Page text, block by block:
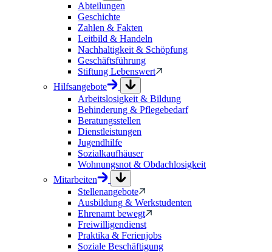
Abteilungen
Geschichte
Zahlen & Fakten
Leitbild & Handeln
Nachhaltigkeit & Schöpfung
Geschäftsführung
Stiftung Lebenswert
Hilfsangebote
Arbeitslosigkeit & Bildung
Behinderung & Pflegebedarf
Beratungsstellen
Dienstleistungen
Jugendhilfe
Sozialkaufhäuser
Wohnungsnot & Obdachlosigkeit
Mitarbeiten
Stellenangebote
Ausbildung & Werkstudenten
Ehrenamt bewegt
Freiwilligendienst
Praktika & Ferienjobs
Soziale Beschäftigung